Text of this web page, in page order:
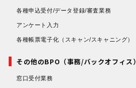
各種申込受付/データ登録/審査業務
アンケート入力
各種帳票電子化 （スキャン/スキャニング）
その他のBPO（事務/バックオフィス）
窓口受付業務